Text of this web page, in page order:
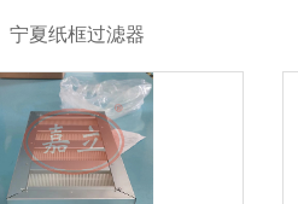
宁夏纸框过滤器